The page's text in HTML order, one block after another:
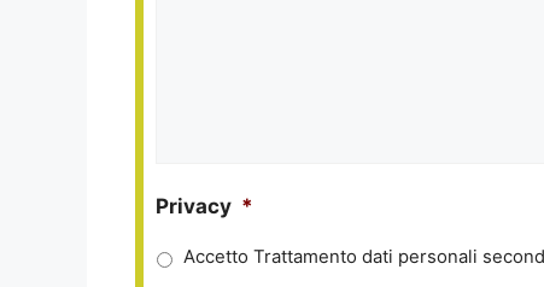
Privacy *
Accetto Trattamento dati personali